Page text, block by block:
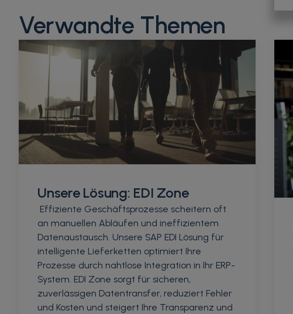
Verwandte Themen
Unsere Lösung: EDI Zone
Effiziente Geschäftsprozesse scheitern oft
an manuellen Abläufen und ineffizientem
Datenaustausch. Unsere SAP EDI Lösung für
intelligente Lieferketten optimiert Ihre
Prozesse durch nahtlose Integration in Ihr ERP-
System. EDI Zone sorgt für sicheren,
zuverlässigen Datentransfer, reduziert Fehler
und Kosten und steigert Ihre Transparenz und